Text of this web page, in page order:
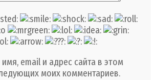
email и адрес сайта в этом
моих комментариев.